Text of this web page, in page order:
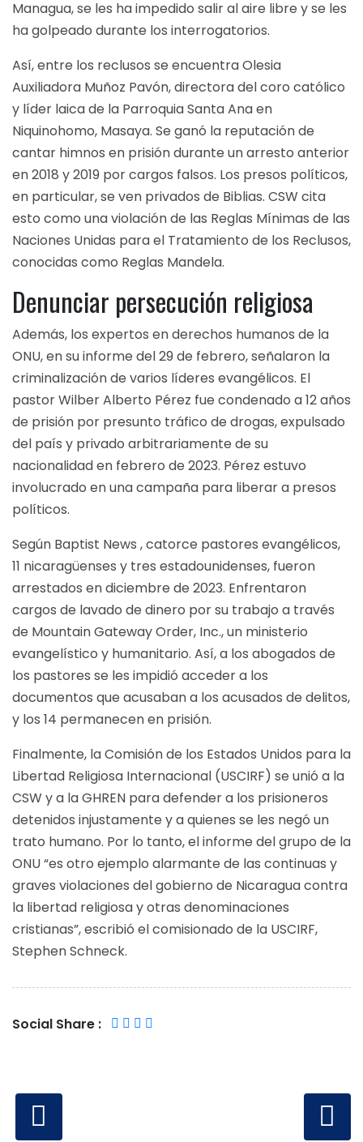
Managua, se les ha impedido salir al aire libre y se les
ha golpeado durante los interrogatorios.
Así, entre los reclusos se encuentra Olesia
Auxiliadora Muñoz Pavón, directora del coro católico
y líder laica de la Parroquia Santa Ana en
Niquinohomo, Masaya. Se ganó la reputación de
cantar himnos en prisión durante un arresto anterior
en 2018 y 2019 por cargos falsos. Los presos políticos,
en particular, se ven privados de Biblias. CSW cita
esto como una violación de las Reglas Mínimas de las
Naciones Unidas para el Tratamiento de los Reclusos,
conocidas como Reglas Mandela.
Denunciar persecución religiosa
Además, los expertos en derechos humanos de la
ONU, en su informe del 29 de febrero, señalaron la
criminalización de varios líderes evangélicos. El
pastor Wilber Alberto Pérez fue condenado a 12 años
de prisión por presunto tráfico de drogas, expulsado
del país y privado arbitrariamente de su
nacionalidad en febrero de 2023. Pérez estuvo
involucrado en una campaña para liberar a presos
políticos.
Según Baptist News , catorce pastores evangélicos,
11 nicaragüenses y tres estadounidenses, fueron
arrestados en diciembre de 2023. Enfrentaron
cargos de lavado de dinero por su trabajo a través
de Mountain Gateway Order, Inc., un ministerio
evangelístico y humanitario. Así, a los abogados de
los pastores se les impidió acceder a los
documentos que acusaban a los acusados ​​de delitos,
y los 14 permanecen en prisión.
Finalmente, la Comisión de los Estados Unidos para la
Libertad Religiosa Internacional (USCIRF) se unió a la
CSW y a la GHREN para defender a los prisioneros
detenidos injustamente y a quienes se les negó un
trato humano. Por lo tanto, el informe del grupo de la
ONU “es otro ejemplo alarmante de las continuas y
graves violaciones del gobierno de Nicaragua contra
la libertad religiosa y otras denominaciones
cristianas”, escribió el comisionado de la USCIRF,
Stephen Schneck.
Social Share :